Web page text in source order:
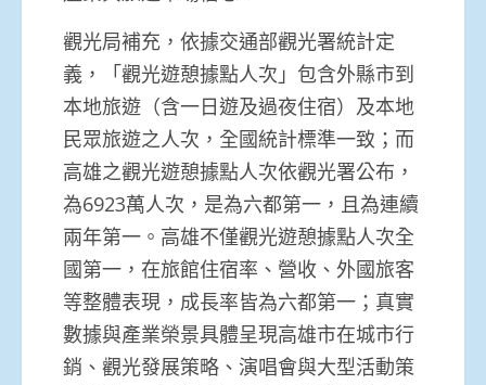
觀光局補充，依據交通部觀光署統計定
義，「觀光遊憩據點人次」包含外縣市到
本地旅遊（含一日遊及過夜住宿）及本地
民眾旅遊之人次，全國統計標準一致；而
高雄之觀光遊憩據點人次依觀光署公布，
為6923萬人次，是為六都第一，且為連續
兩年第一。高雄不僅觀光遊憩據點人次全
國第一，在旅館住宿率、營收、外國旅客
等整體表現，成長率皆為六都第一；真實
數據與產業榮景具體呈現高雄市在城市行
銷、觀光發展策略、演唱會與大型活動策